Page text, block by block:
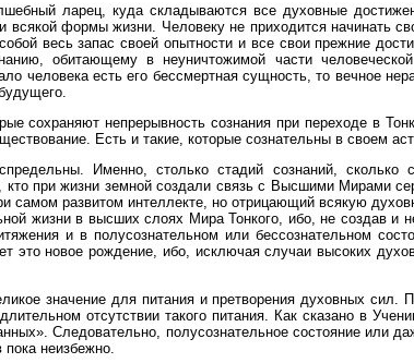
ларец, куда складываются все духовные
всякой формы жизни. Человеку не приходится начинать
весь запас своей опытности и все свои прежние
обитающему в неуничтожимой части
человека есть его бессмертная сущность, то вечное
сохраняют непрерывность сознания при переходе в
Есть и такие, которые сознательны в своем
Именно, столько стадий сознаний, сколько
при жизни земной создали связь с Высшими Мирами
самом развитом интеллекте, но отрицающий всякую
жизни в высших слоях Мира Тонкого, ибо, не создав и
и в полусознательном или бессознательном
это новое рождение, ибо, исключая случаи высоких
значение для питания и претворения духовных сил.
отсутствии такого питания. Как сказано в
Следовательно, полусознательное состояние или
неизбежно.